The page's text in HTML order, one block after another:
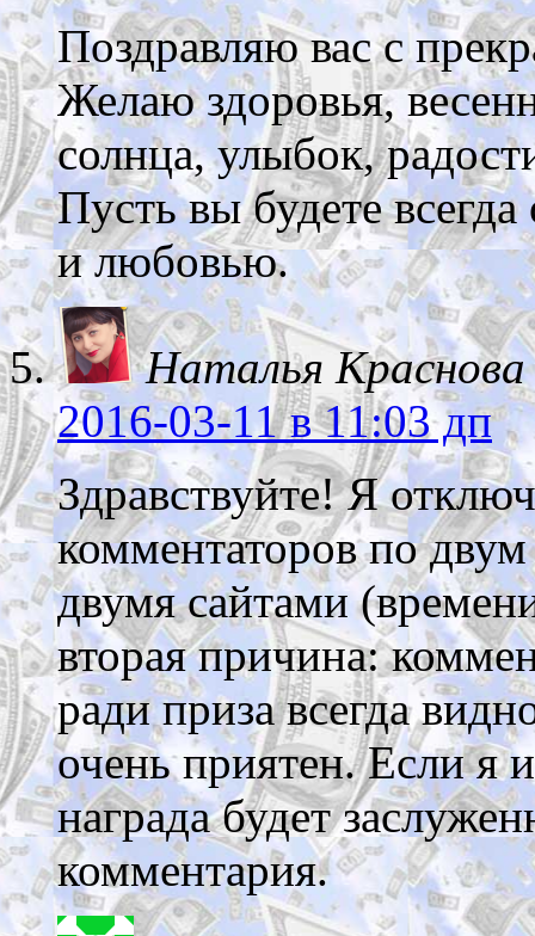
Поздравляю вас с
Желаю здоровья,
солнца, улыбок,
Пусть вы будете
и любовью.
Наталья Краснова
2016-03-11в 11:03 дп
Здравствуйте! Я
комментаторов по
двумя сайтами
вторая причина:
ради приза всегда
очень приятен. Если я
награда будет
комментария.